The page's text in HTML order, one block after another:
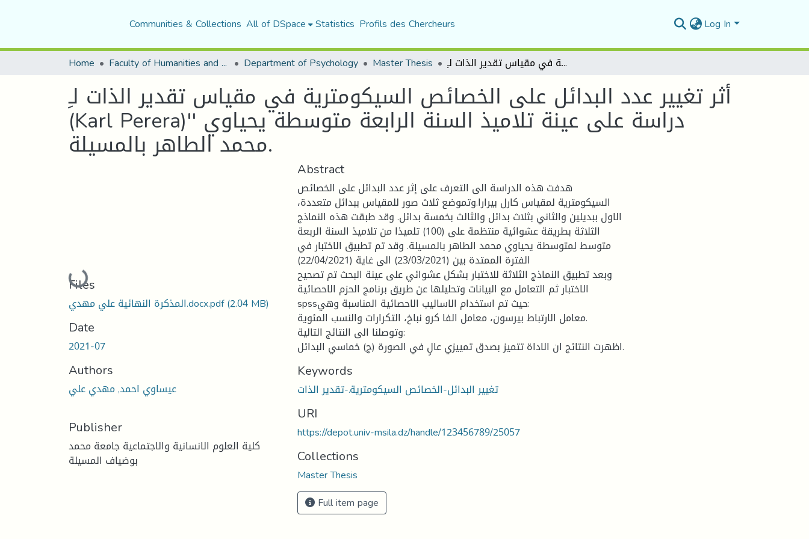
Communities & Collections All of DSpace Statistics Profils des Chercheurs Log In
Home Faculty of Humanities and Social Sciences Department of Psychology Master Thesis أثر تغيير عدد البدائل على الخصائص السيكومترية في مقياس تقدير الذات لـِ (Karl Perera)'' دراسة على عينة تلاميذ السنة الرابعة متوسطة يحياوي محمد الطاهر بالمسيلة.
أثر تغيير عدد البدائل على الخصائص السيكومترية في مقياس تقدير الذات لـِ
(Karl Perera)'' دراسة على عينة تلاميذ السنة الرابعة متوسطة يحياوي
محمد الطاهر بالمسيلة.
Loading...
Files
المذكرة النهائية علي مهدي.docx.pdf(2.04 MB)
Date
2021-07
Authors
عيساوي احمد, مهدي علي
Publisher
كلية العلوم الانسانية والاجتماعية جامعة محمد
بوضياف المسيلة
Abstract
هدفت هذه الدراسة الى التعرف على إثر عدد البدائل على الخصائص
السيكومترية لمقياس كارل بيرارا.وتموضع ثلاث صور للمقياس ببدائل متعددة،
الاول ببديلين والثاني بثلاث بدائل والثالث بخمسة بدائل. وقد طبقت هذه النماذج
الثلاثة بطريقة عشوائية منتظمة على (100) تلميذا من تلاميذ السنة الربعة
متوسط لمتوسطة يحياوي محمد الطاهر بالمسيلة. وقد تم تطبيق الاختبار في
الفترة الممتدة بين (23/03/2021) الى غاية (22/04/2021)
وبعد تطبيق النماذج الثلاثة للاختبار بشكل عشوائي على عينة البحث تم تصحيح
الاختبار ثم التعامل مع البيانات وتحليلها عن طريق برنامج الحزم الاحصائية
spssحيث تم استخدام الاساليب الاحصائية المناسبة وهي:
معامل الارتباط بيرسون، معامل الفا كرو نباخ، التكرارات والنسب المئوية.
وتوصلنا الى النتائج التالية:
اظهرت النتائج ان الاداة تتميز بصدق تمييزي عالٍ في الصورة (ج) خماسي البدائل.
Keywords
تغيير البدائل-الخصائص السيكومترية.-تقدير الذات
URI
https://depot.univ-msila.dz/handle/123456789/25057
Collections
Master Thesis
Full item page